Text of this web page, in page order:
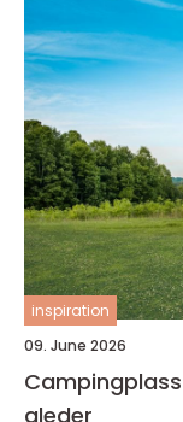
inspiration
09. June 2026
gleder